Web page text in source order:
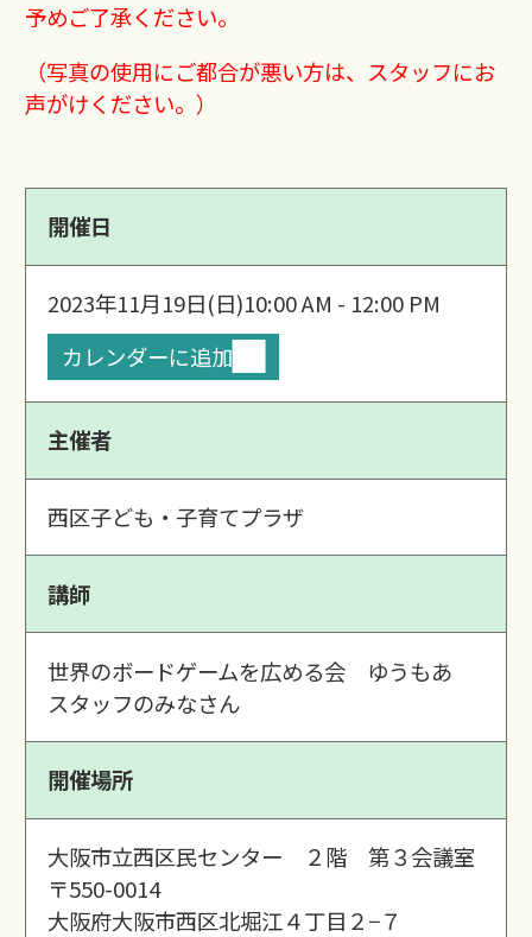
予めご了承ください。
（写真の使用にご都合が悪い方は、スタッフにお
声がけください。）
開催日
2023年11月19日(日)10:00 AM - 12:00 PM
カレンダーに追加
主催者
西区子ども・子育てプラザ
講師
世界のボードゲームを広める会 ゆうもあ
スタッフのみなさん
開催場所
大阪市立西区民センター ２階 第３会議室
〒550-0014
大阪府大阪市西区北堀江４丁目２−７